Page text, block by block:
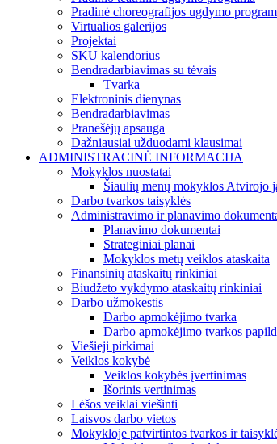
Pradinė choreografijos ugdymo
Virtualios galerijos
Projektai
SKU kalendorius
Bendradarbiavimas su tėvais
Tvarka
Elektroninis dienynas
Bendradarbiavimas
Pranešėjų apsauga
Dažniausiai užduodami klausimai
ADMINISTRACINĖ INFORMACIJA
Mokyklos nuostatai
Šiaulių menų mokyklos Atvirojo
Darbo tvarkos taisyklės
Administravimo ir planavimo
Planavimo dokumentai
Strateginiai planai
Mokyklos metų veiklos ataskaita
Finansinių ataskaitų rinkiniai
Biudžeto vykdymo ataskaitų rinkiniai
Darbo užmokestis
Darbo apmokėjimo tvarka
Darbo apmokėjimo tvarkos
Viešieji pirkimai
Veiklos kokybė
Veiklos kokybės įvertinimas
Išorinis vertinimas
Lėšos veiklai viešinti
Laisvos darbo vietos
Mokykloje patvirtintos tvarkos ir